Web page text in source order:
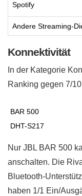
Spotify
Andere Streaming-
Konnektivität
In der Kategorie
Ranking gegen 7/
BAR 500
DHT-S217
Nur JBL BAR 500
anschalten. Die
Bluetooth-
haben 1/1 Ein/